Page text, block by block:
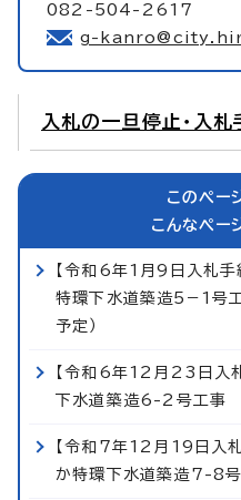
082-504-2617
g-
入札の一旦停止・入札
このペー
こんなペー
【令和6年1月9日入札手
特環下水道築造5−1号
予定）
【令和6年12月23日入
下水道築造6-2号工事
【令和7年12月19日入
か特環下水道築造7-8号